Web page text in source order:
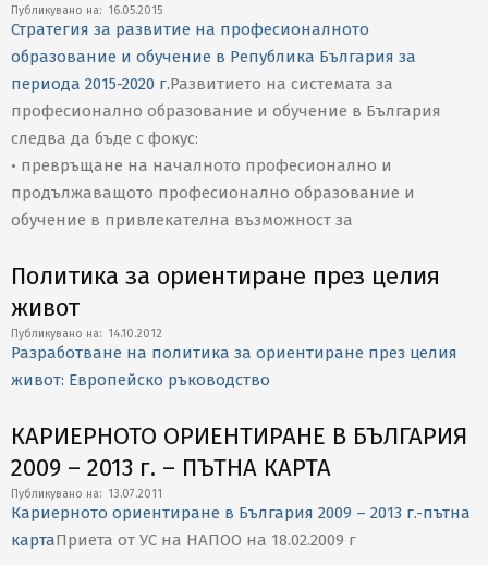
2015-
05-
16
Публикувано на: 16.05.2015
Стратегия за развитие на професионалното
образование и обучение в Република България за
периода 2015-2020 г.Развитието на системата за
професионално образование и обучение в България
следва да бъде с фокус:
• превръщане на началното професионално и
продължаващото професионално образование и
обучение в привлекателна възможност за
Политика за ориентиране през целия
живот
2012-
10-
14
Публикувано на: 14.10.2012
Разработване на политика за ориентиране през целия
живот: Европейско ръководство
КАРИЕРНОТО ОРИЕНТИРАНЕ В БЪЛГАРИЯ
2009 – 2013 г. – ПЪТНА КАРТА
2011-
07-
13
Публикувано на: 13.07.2011
Кариерното ориентиране в България 2009 – 2013 г.-пътна
картаПриета от УС на НАПОО на 18.02.2009 г